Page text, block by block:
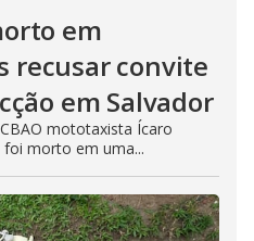
em
recusar convite
em Salvador
mototaxista Ícaro
foi morto em uma...